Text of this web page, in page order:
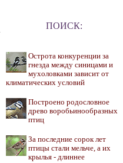
ПОИСК:
Острота конкуренции за
гнезда между синицами и
мухоловками зависит от
климатических условий
Построено родословное
древо воробьинообразных
птиц
За последние сорок лет
птицы стали мельче, а их
крылья - длиннее